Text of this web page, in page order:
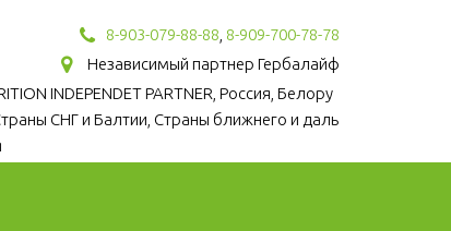
8-903-079-88-88 8-909-700-78-78
Независимый партнер Гербалайф
INDEPENDET PARTNER, Россия, Белору
СНГ и Балтии, Страны ближнего и даль